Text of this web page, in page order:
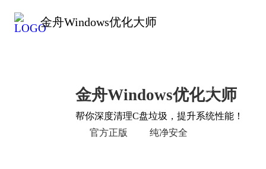
金舟Windows优化大师
金舟Windows优化大师
全新
版
帮你深度清理C盘垃圾，提升系统性能！
官方正版
纯净安全